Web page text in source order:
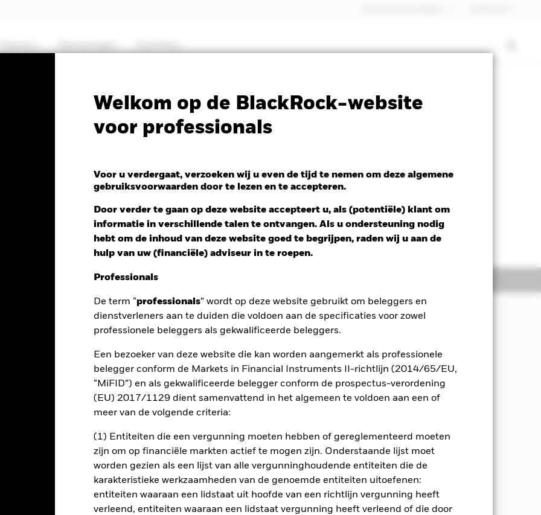
Welkom op de BlackRock-website
voor professionals
Voor u verdergaat, verzoeken wij u even de tijd te nemen om deze algemene
gebruiksvoorwaarden door te lezen en te accepteren.
Door verder te gaan op deze website accepteert u, als (potentiële) klant om
informatie in verschillende talen te ontvangen. Als u ondersteuning nodig
hebt om de inhoud van deze website goed te begrijpen, raden wij u aan de
hulp van uw (financiële) adviseur in te roepen.
Professionals
De term “professionals” wordt op deze website gebruikt om beleggers en
dienstverleners aan te duiden die voldoen aan de specificaties voor zowel
professionele beleggers als gekwalificeerde beleggers.
Een bezoeker van deze website die kan worden aangemerkt als professionele
belegger conform de Markets in Financial Instruments II-richtlijn (2014/65/EU,
“MiFID”) en als gekwalificeerde belegger conform de prospectus-verordening
(EU) 2017/1129 dient samenvattend in het algemeen te voldoen aan een of
meer van de volgende criteria:
(1) Entiteiten die een vergunning moeten hebben of gereglementeerd moeten
zijn om op financiële markten actief te mogen zijn. Onderstaande lijst moet
worden gezien als een lijst van alle vergunninghoudende entiteiten die de
karakteristieke werkzaamheden van de genoemde entiteiten uitoefenen:
entiteiten waaraan een lidstaat uit hoofde van een richtlijn vergunning heeft
verleend, entiteiten waaraan een lidstaat vergunning heeft verleend of die door
PRIIP KID Factsheet Prospectus Download
Asset Income Fund
NAV 1 dag per 06/aug/2026
-0,03 (-0,17%)
Morningstar Rating
Kerngegevens
scala aan activa waarin een ICBE-fonds kan beleggen, waaronder effecten met een aandelenkarakter
obligaties), fondsen, cash, deposito's en geldmarktinstrumenten (d.w.z. schuldeffecten met korte
en de mate waarin het Fonds hierin belegt, kunnen zonder beperking variëren, afhankelijk
de MSCI World Index (50%) en de Bloomberg Global Aggregate Bond Index USD Hedged (50%) (de
ervoor te zorgen dat het actieve risico (d.w.z. mate van afwijking van de Index) dat het Fonds neemt, op
beleggingsdoelstelling en het beleggingsbeleid van het Fonds. De BA is bij de selectie van
of de weging van de Index. De BA kan ook naar goeddunken beleggen in effecten die niet in
maken van specifieke beleggingskansen. De posities van de portefeuille van het Fonds zullen naar
Index. De componenten van de Index (d.w.z. MSCI World Index en Bloomberg Global Aggregate Bond